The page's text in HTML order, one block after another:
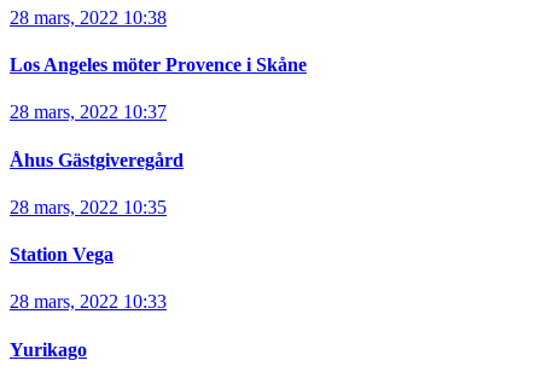
28 mars, 2022 10:38
Los Angeles möter Provence i Skåne
28 mars, 2022 10:37
Åhus Gästgiveregård
28 mars, 2022 10:35
Station Vega
28 mars, 2022 10:33
Yurikago